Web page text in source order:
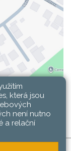
která jsou
není nutno
a relační